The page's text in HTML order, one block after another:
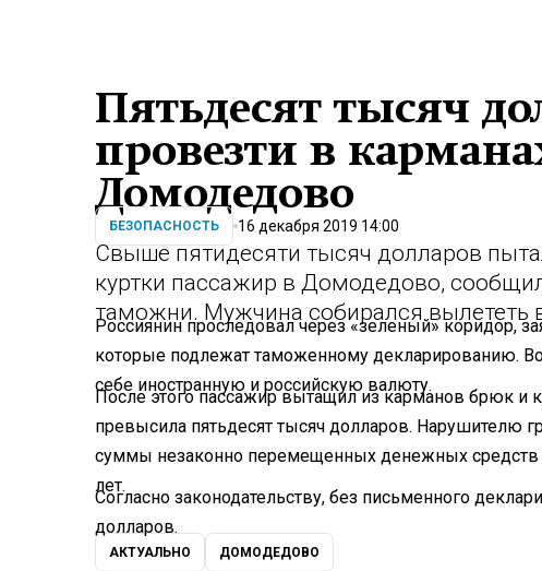
Пятьдесят тысяч
провезти в
Домодедово
БЕЗОПАСНОСТЬ 16 декабря 2019 14:00
Свыше пятидесяти тысяч долларов
куртки пассажир в Домодедово,
таможни. Мужчина собирался вылететь
Россиянин проследовал через «зеленый» коридор,
которые подлежат таможенному декларированию.
себе иностранную и российскую валюту.
После этого пассажир вытащил из карманов брюк и
превысила пятьдесят тысяч долларов. Нарушителю
суммы незаконно перемещенных денежных средств
лет.
Согласно законодательству, без письменного
долларов.
АКТУАЛЬНО ДОМОДЕДОВО